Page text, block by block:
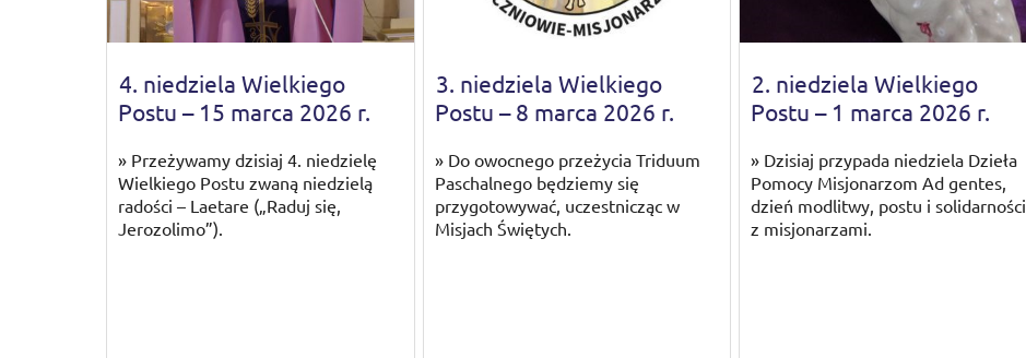
4. niedziela Wielkiego
Postu – 15 marca 2026 r.
» Przeżywamy dzisiaj 4. niedzielę
Wielkiego Postu zwaną niedzielą
radości – Laetare („Raduj się,
Jerozolimo”).
3. niedziela Wielkiego
Postu – 8 marca 2026 r.
» Do owocnego przeżycia Triduum
Paschalnego będziemy się
przygotowywać, uczestnicząc w
Misjach Świętych.
2. niedziela Wielkiego
Postu – 1 marca 2026 r.
» Dzisiaj przypada niedziela Dzieła
Pomocy Misjonarzom Ad gentes,
dzień modlitwy, postu i solidarności
z misjonarzami.